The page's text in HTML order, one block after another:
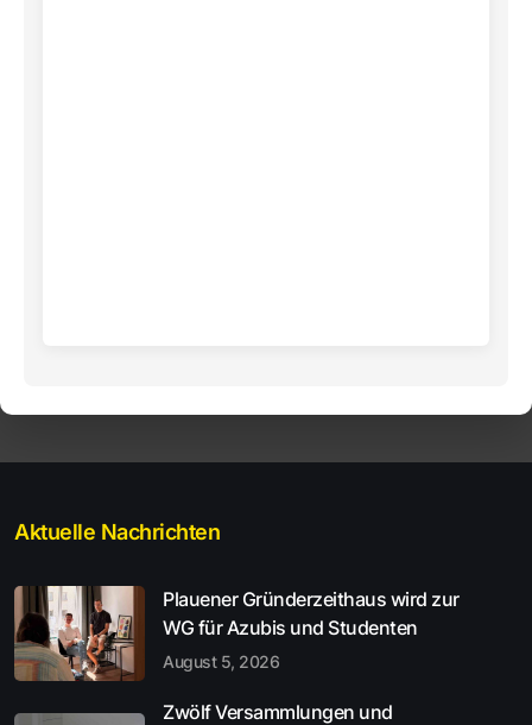
Aktuelle Nachrichten
Plauener Gründerzeithaus wird zur
WG für Azubis und Studenten
August 5, 2026
Zwölf Versammlungen und